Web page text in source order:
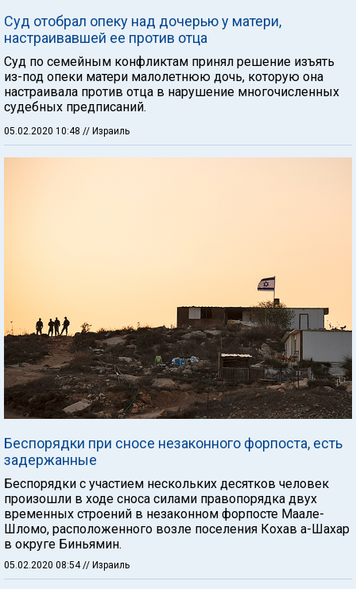
Суд отобрал опеку над дочерью у матери,
настраивавшей ее против отца
Суд по семейным конфликтам принял решение изъять
из-под опеки матери малолетнюю дочь, которую она
настраивала против отца в нарушение многочисленных
судебных предписаний.
05.02.2020 10:48 // Израиль
Беспорядки при сносе незаконного форпоста, есть
задержанные
Беспорядки с участием нескольких десятков человек
произошли в ходе сноса силами правопорядка двух
временных строений в незаконном форпосте Маале-
Шломо, расположенного возле поселения Кохав а-Шахар
в округе Биньямин.
05.02.2020 08:54 // Израиль